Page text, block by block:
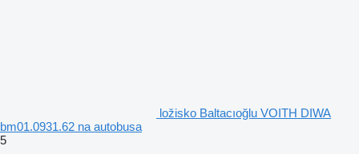
ložisko Baltacıoğlu VOITH DIWA
bm01.0931.62 na autobusa
5